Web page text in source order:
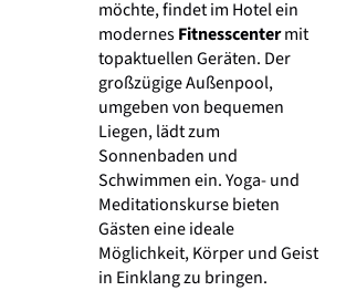
möchte, findet im Hotel ein
modernesFitnesscentermit
topaktuellen Geräten. Der
großzügige Außenpool,
umgeben von bequemen
Liegen, lädt zum
Sonnenbaden und
Schwimmen ein. Yoga- und
Meditationskurse bieten
Gästen eine ideale
Möglichkeit, Körper und Geist
in Einklang zu bringen.